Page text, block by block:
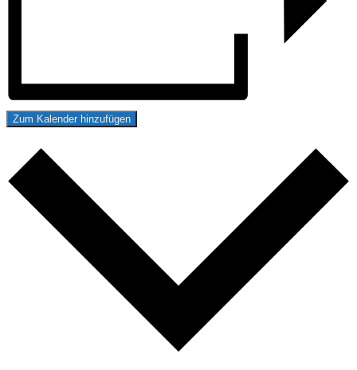
Zum Kalender hinzufügen